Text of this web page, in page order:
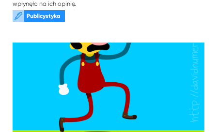
wpłynęło na ich opinię.
Publicystyka